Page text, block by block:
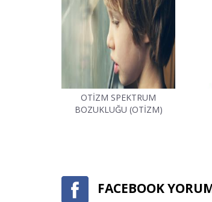
OTİZM SPEKTRUM
BOZUKLUĞU (OTİZM)
FACEBOOK